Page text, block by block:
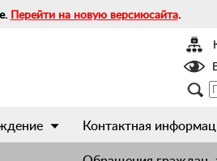
Перейти на новую версиюсайта.
Контактная